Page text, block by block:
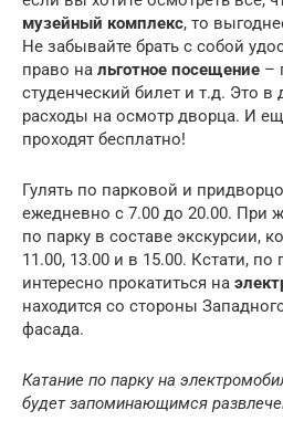
музейный комплекс, то
Не забывайте брать с собой
право на льготное посещение –
студенческий билет и т.д. Это в
расходы на осмотр дворца. И
проходят бесплатно!
Гулять по парковой и
ежедневно с 7.00 до 20.00. При
по парку в составе экскурсии,
11.00, 13.00 и в 15.00. Кстати, по
интересно прокатиться на
находится со стороны
фасада.
Катание по парку на
будетзапоминающимся